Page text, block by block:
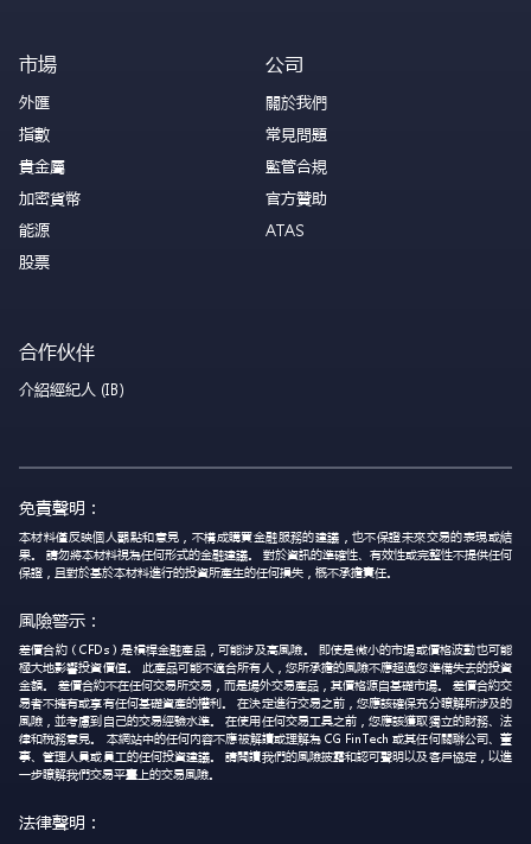
市場
外匯
指數
貴金屬
加密貨幣
能源
股票
公司
關於我們
常見問題
監管合規
官方贊助
ATAS
合作伙伴
介紹經紀人 (IB)
免責聲明：
本材料僅反映個人觀點和意見，不構成購買金融服務的建議，也不保證未來交易的表現或結
果。 請勿將本材料視為任何形式的金融建議。 對於資訊的準確性、有效性或完整性不提供任何
保證，且對於基於本材料進行的投資所產生的任何損失，概不承擔責任。
風險警示：
差價合約（CFDs）是槓桿金融產品，可能涉及高風險。 即使是微小的市場或價格波動也可能
極大地影響投資價值。 此產品可能不適合所有人，您所承擔的風險不應超過您準備失去的投資
金額。 差價合約不在任何交易所交易，而是場外交易產品，其價格源自基礎市場。 差價合約交
易者不擁有或享有任何基礎資產的權利。 在決定進行交易之前，您應該確保充分瞭解所涉及的
風險，並考慮到自己的交易經驗水準。 在使用任何交易工具之前，您應該獲取獨立的財務、法
律和稅務意見。 本網站中的任何內容不應被解讀或理解為 CG FinTech 或其任何關聯公司、董
事、管理人員或員工的任何投資建議。 請閱讀我們的風險披露和認可聲明以及客戶協定，以進
一步瞭解我們交易平臺上的交易風險。
法律聲明：